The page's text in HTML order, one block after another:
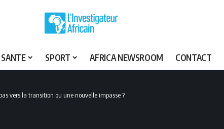
SANTE SPORT AFRICA NEWSROOM CONTACT
vers la transition ou une nouvelle impasse ?